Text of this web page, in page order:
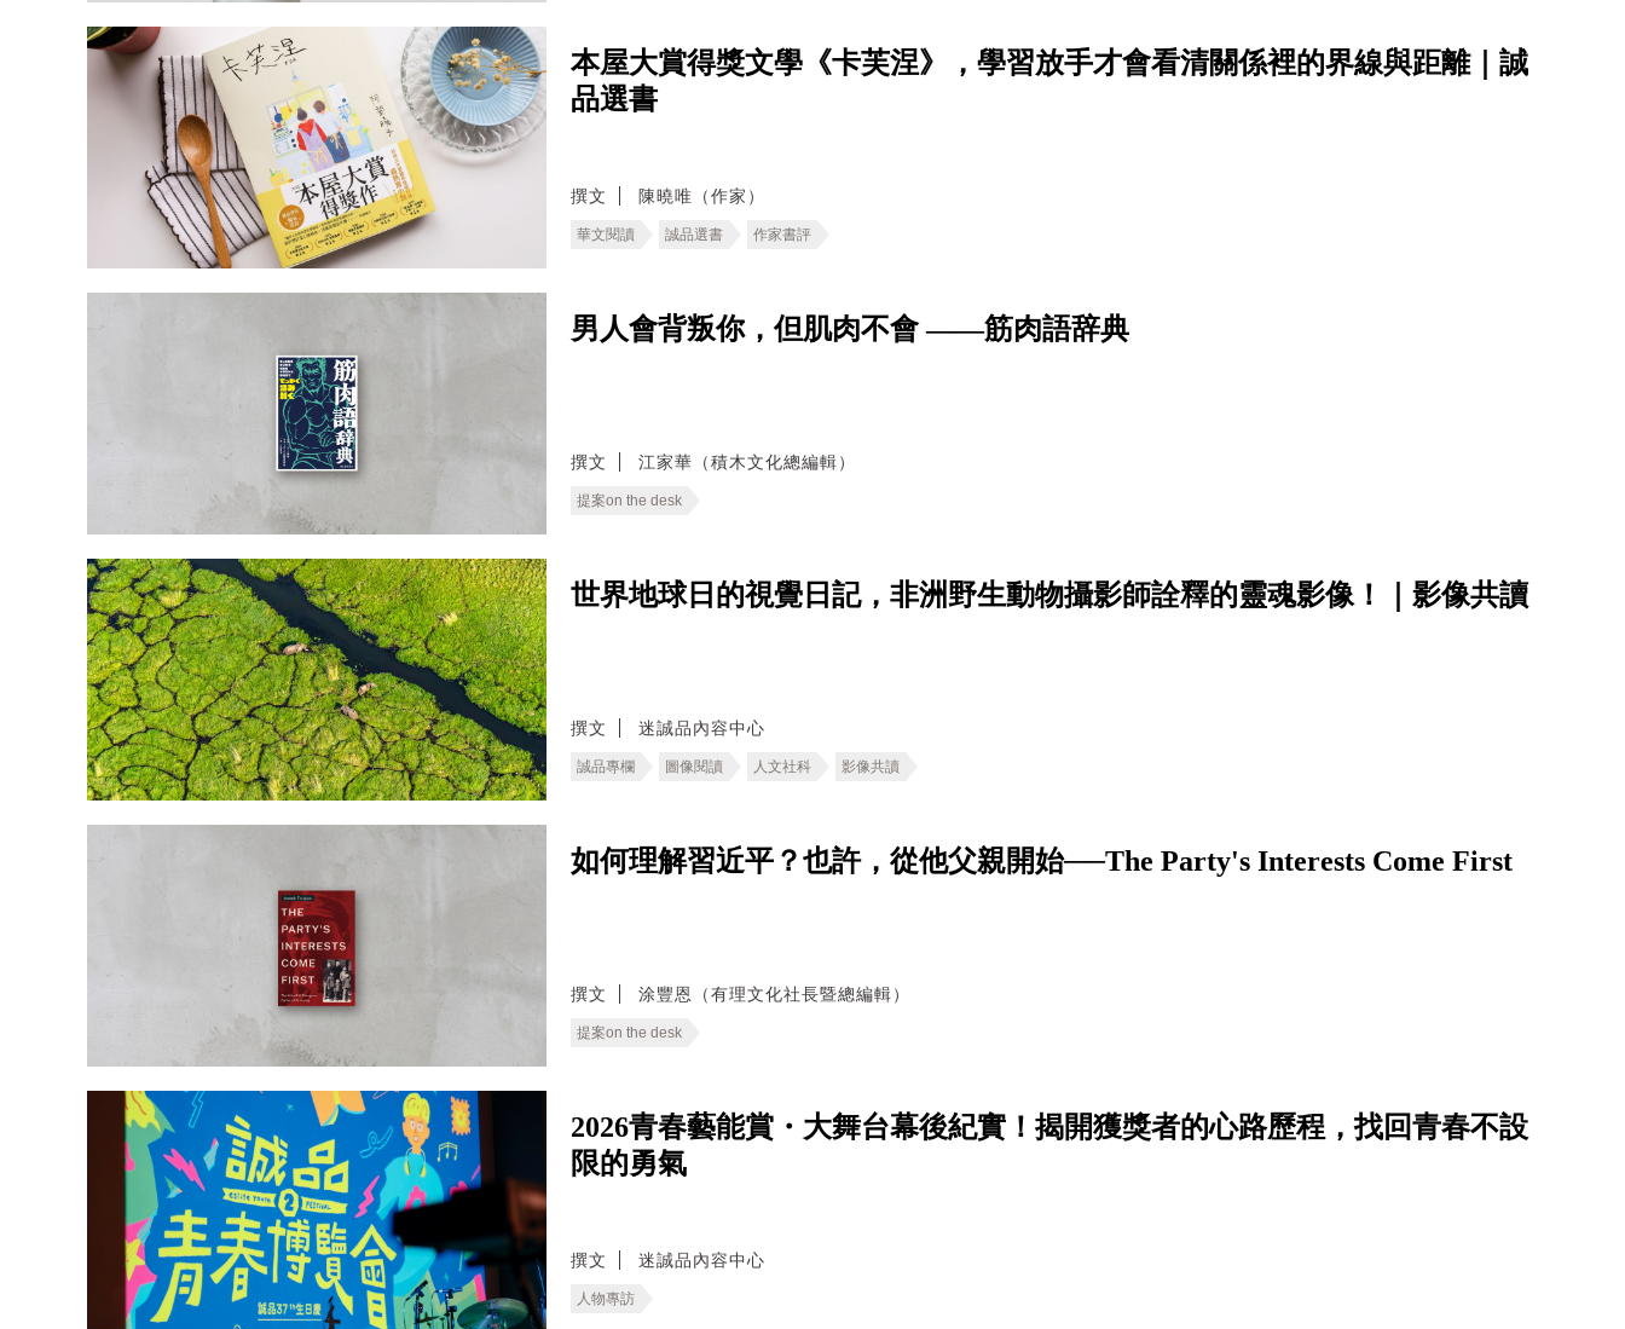
本屋大賞得獎文學《卡芙涅》，學習放手才會看清關係裡的界線與距離｜誠
品選書
撰文 陳曉唯（作家）
華文閱讀 誠品選書 作家書評
男人會背叛你，但肌肉不會 ——筋肉語辞典
撰文 江家華（積木文化總編輯）
提案on the desk
世界地球日的視覺日記，非洲野生動物攝影師詮釋的靈魂影像！｜影像共讀
撰文 迷誠品內容中心
誠品專欄 圖像閱讀 人文社科 影像共讀
如何理解習近平？也許，從他父親開始──The Party's Interests Come First
撰文 涂豐恩（有理文化社長暨總編輯）
提案on the desk
2026青春藝能賞・大舞台幕後紀實！揭開獲獎者的心路歷程，找回青春不設
限的勇氣
撰文 迷誠品內容中心
人物專訪